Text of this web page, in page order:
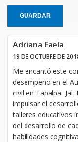
GUARDAR
Adriana Faela
19 DE OCTUBRE DE
Me encantó este
desempeño en el
civil en Tapalpa,
impulsar el
talleres educativos
del desarrollo de
habilidades